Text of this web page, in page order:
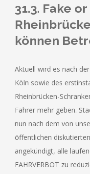
31.3. Fake
können
Aktuell wird es nach
Köln sowie des
Rheinbrücken-
Fahrer mehr geben.
nun nach dem von
öffentlichen
angekündigt, alle
FAHRVERBOT zu